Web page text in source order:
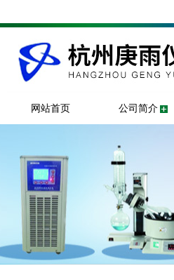
网站首页 公司简介